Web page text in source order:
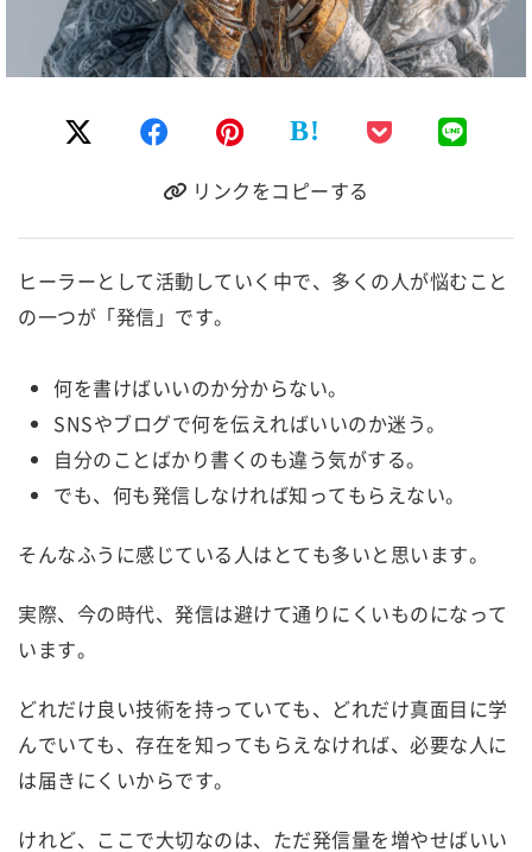
B!
リンクをコピーする
ヒーラーとして活動していく中で、多くの人が悩むこと
の一つが「発信」です。
何を書けばいいのか分からない。
SNSやブログで何を伝えればいいのか迷う。
自分のことばかり書くのも違う気がする。
でも、何も発信しなければ知ってもらえない。
そんなふうに感じている人はとても多いと思います。
実際、今の時代、発信は避けて通りにくいものになって
います。
どれだけ良い技術を持っていても、どれだけ真面目に学
んでいても、存在を知ってもらえなければ、必要な人に
は届きにくいからです。
けれど、ここで大切なのは、ただ発信量を増やせばいい